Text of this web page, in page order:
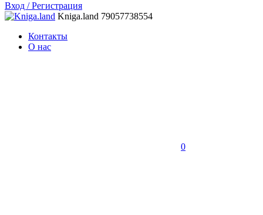
Вход / Регистрация
Kniga.land 79057738554
Контакты
О нас
0